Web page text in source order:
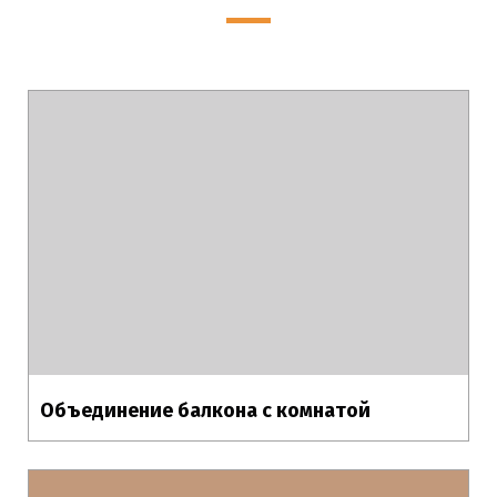
Объединение балкона с комнатой